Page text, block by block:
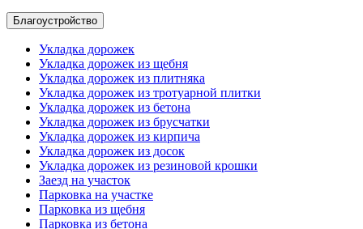
Благоустройство
Укладка дорожек
Укладка дорожек из щебня
Укладка дорожек из плитняка
Укладка дорожек из тротуарной плитки
Укладка дорожек из бетона
Укладка дорожек из брусчатки
Укладка дорожек из кирпича
Укладка дорожек из досок
Укладка дорожек из резиновой крошки
Заезд на участок
Парковка на участке
Парковка из щебня
Парковка из бетона